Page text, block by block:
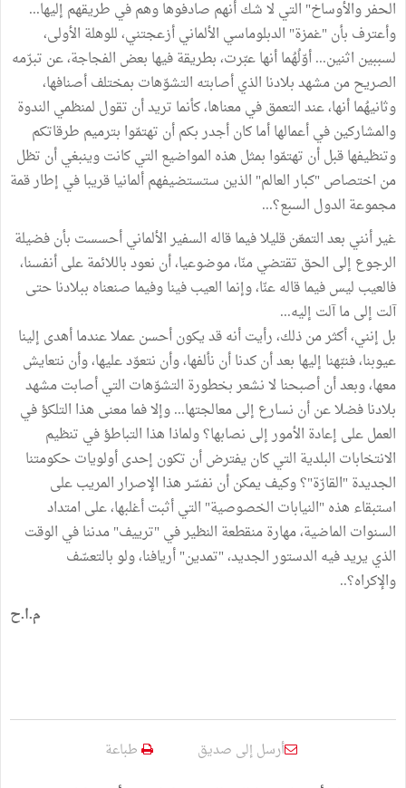
الحفر والأوساخ" التي لا شك أنهم صادفوها وهم في طريقهم إليها...
وأعترف بأن "غمزة" الدبلوماسي الألماني أزعجتني، للوهلة الأولى،
لسببين اثنين... أوّلُهُما أنها عبّرت، بطريقة فيها بعض الفجاجة، عن تبرّمه
الصريح من مشهد بلادنا الذي أصابته التشوّهات بمختلف أصنافها،
وثانيهُما أنها، عند التعمق في معناها، كأنما تريد أن تقول لمنظمي الندوة
والمشاركين في أعمالها أما كان أجدر بكم أن تهتمّوا بترميم طرقاتكم
وتنظيفها قبل أن تهتمّوا بمثل هذه المواضيع التي كانت وينبغي أن تظل
من اختصاص "كبار العالم" الذين ستستضيفهم ألمانيا قريبا في إطار قمة
مجموعة الدول السبع؟...
غير أنني بعد التمعّن قليلا فيما قاله السفير الألماني أحسست بأن فضيلة
الرجوع إلى الحق تقتضي منّا، موضوعيا، أن نعود باللائمة على أنفسنا،
فالعيب ليس فيما قاله عنّا، وإنما العيب فينا وفيما صنعناه ببلادنا حتى
آلت إلى ما آلت إليه...
بل إنني، أكثر من ذلك، رأيت أنه قد يكون أحسن عملا عندما أهدى إلينا
عيوبنا، فنبّهنا إليها بعد أن كدنا أن نألفها، وأن نتعوّد عليها، وأن نتعايش
معها، وبعد أن أصبحنا لا نشعر بخطورة التشوّهات التي أصابت مشهد
بلادنا فضلا عن أن نسارع إلى معالجتها... وإلا فما معنى هذا التلكؤ في
العمل على إعادة الأمور إلى نصابها؟ ولماذا هذا التباطؤ في تنظيم
الانتخابات البلدية التي كان يفترض أن تكون إحدى أولويات حكومتنا
الجديدة "القارّة"؟ وكيف يمكن أن نفسّر هذا الإصرار المريب على
استبقاء هذه "النيابات الخصوصية" التي أثبت أغلبها، على امتداد
السنوات الماضية، مهارة منقطعة النظير في "ترييف" مدننا في الوقت
الذي يريد فيه الدستور الجديد، "تمدين" أريافنا، ولو بالتعسّف
والإكراه؟..
م.ا.ح
أرسل إلى صديق طباعة